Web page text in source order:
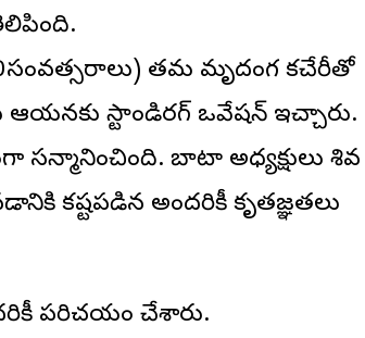
తమ మృదంగ కచేరీతో
ఆయనకు స్టాండిరగ్‌ ఒవేషన్‌ ఇచ్చారు.
బాటా అధ్యక్షులు శివ
కష్టపడిన అందరికీ కృతజ్ఞతలు
పరిచయం చేశారు.